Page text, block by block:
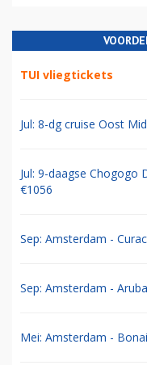
TUI vliegtickets
Jul: 8-dg cruise Oost
Jul: 9-daagse Chogogo
€1056
Sep: Amsterdam -
Sep: Amsterdam -
Mei: Amsterdam -